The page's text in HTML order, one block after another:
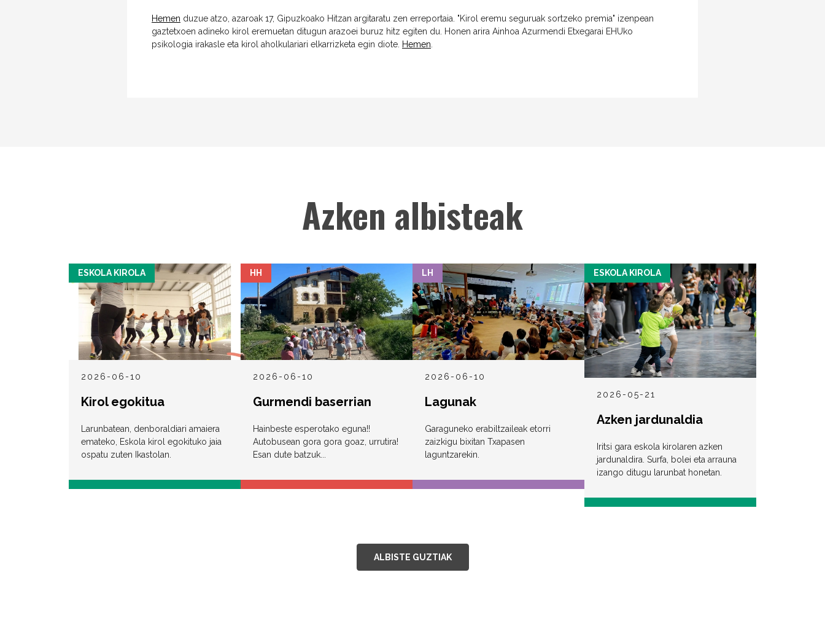
Hemen duzue atzo, azaroak 17, Gipuzkoako Hitzan argitaratu zen erreportaia. "Kirol eremu seguruak sortzeko premia" izenpean
gaztetxoen adineko kirol eremuetan ditugun arazoei buruz hitz egiten du. Honen arira Ainhoa Azurmendi Etxegarai EHUko
psikologia irakasle eta kirol aholkulariari elkarrizketa egin diote. Hemen
Azken albisteak
2026-06-10
ESKOLA KIROLA
Kirol egokitua
Larunbatean, denboraldiari amaiera
emateko, Eskola kirol egokituko jaia
ospatu zuten Ikastolan.
2026-06-10
HH
Gurmendi baserrian
Hainbeste esperotako eguna!!
Autobusean gora gora goaz, urrutira!
Esan dute batzuk...
2026-06-10
LH
Lagunak
Garaguneko erabiltzaileak etorri
zaizkigu bixitan Txapasen
laguntzarekin.
2026-05-21
ESKOLA KIROLA
Azken jardunaldia
Iritsi gara eskola kirolaren azken
jardunaldira. Surfa, bolei eta arrauna
izango ditugu larunbat honetan.
ALBISTE GUZTIAK